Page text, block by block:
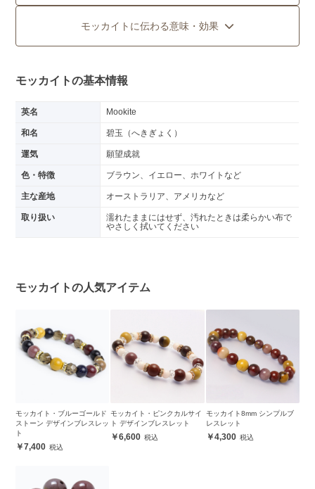
モッカイトに伝わる意味・効果
モッカイトの基本情報
英名 Mookite
和名 碧玉（へきぎょく）
運気 願望成就
色・特徴 ブラウン、イエロー、ホワイトなど
主な産地 オーストラリア、アメリカなど
取り扱い
濡れたままにはせず、汚れたときは柔らかい布で
やさしく拭いてください
モッカイトの人気アイテム
モッカイト・ブルーゴールド
ストーン デザインブレスレッ
ト
7,400
モッカイト・ピンクカルサイ
ト デザインブレスレット
6,600
モッカイト8mm シンプルブ
レスレット
4,300